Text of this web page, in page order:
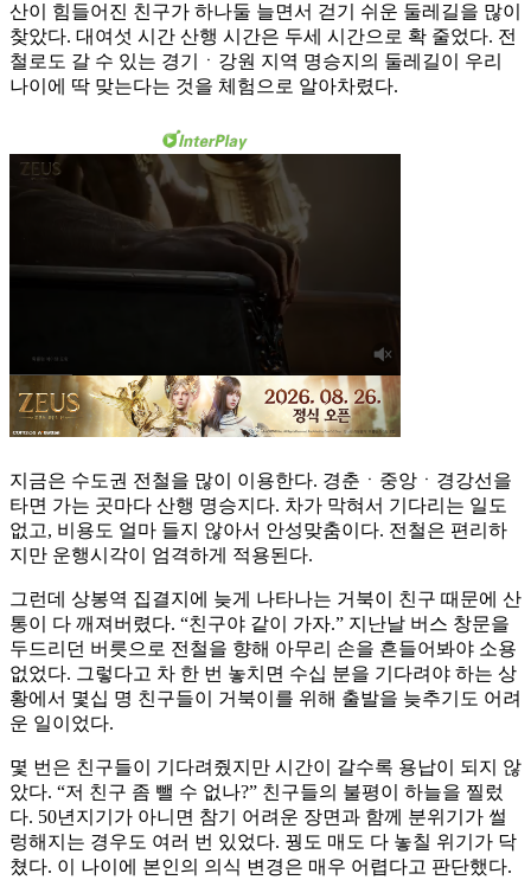
산이 힘들어진 친구가 하나둘 늘면서 걷기 쉬운 둘레길을 많이
찾았다. 대여섯 시간 산행 시간은 두세 시간으로 확 줄었다. 전
철로도 갈 수 있는 경기ㆍ강원 지역 명승지의 둘레길이 우리
나이에 딱 맞는다는 것을 체험으로 알아차렸다.
지금은 수도권 전철을 많이 이용한다. 경춘ㆍ중앙ㆍ경강선을
타면 가는 곳마다 산행 명승지다. 차가 막혀서 기다리는 일도
없고, 비용도 얼마 들지 않아서 안성맞춤이다. 전철은 편리하
지만 운행시각이 엄격하게 적용된다.
그런데 상봉역 집결지에 늦게 나타나는 거북이 친구 때문에 산
통이 다 깨져버렸다. “친구야 같이 가자.” 지난날 버스 창문을
두드리던 버릇으로 전철을 향해 아무리 손을 흔들어봐야 소용
없었다. 그렇다고 차 한 번 놓치면 수십 분을 기다려야 하는 상
황에서 몇십 명 친구들이 거북이를 위해 출발을 늦추기도 어려
운 일이었다.
몇 번은 친구들이 기다려줬지만 시간이 갈수록 용납이 되지 않
았다. “저 친구 좀 뺄 수 없나?” 친구들의 불평이 하늘을 찔렀
다. 50년지기가 아니면 참기 어려운 장면과 함께 분위기가 썰
렁해지는 경우도 여러 번 있었다. 꿩도 매도 다 놓칠 위기가 닥
쳤다. 이 나이에 본인의 의식 변경은 매우 어렵다고 판단했다.